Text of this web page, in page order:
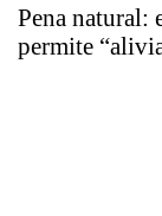
Pena natural:
permite